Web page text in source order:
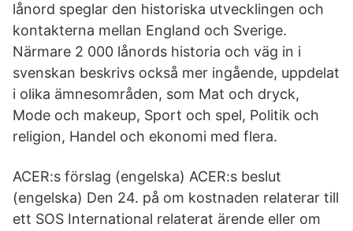
lånord speglar den historiska utvecklingen och
kontakterna mellan England och Sverige.
Närmare 2 000 lånords historia och väg in i
svenskan beskrivs också mer ingående, uppdelat
i olika ämnesområden, som Mat och dryck,
Mode och makeup, Sport och spel, Politik och
religion, Handel och ekonomi med flera.
ACER:s förslag (engelska) ACER:s beslut
(engelska) Den 24. på om kostnaden relaterar till
ett SOS International relaterat ärende eller om